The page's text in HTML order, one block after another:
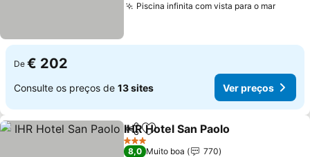
Piscina infinita com vista para o marVer
De € 202
Consulte os preços de 13 sites Ver preços
PartilharAdicionar aos favoritos
IHR Hotel San Paolo
3 Estrelas
8,0 Muito boa
770